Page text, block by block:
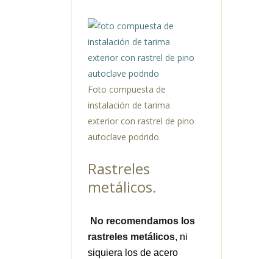
Foto compuesta de
instalación de tarima
exterior con rastrel de pino
autoclave podrido.
Rastreles
metálicos.
No recomendamos los
rastreles metálicos, ni
siquiera los de acero